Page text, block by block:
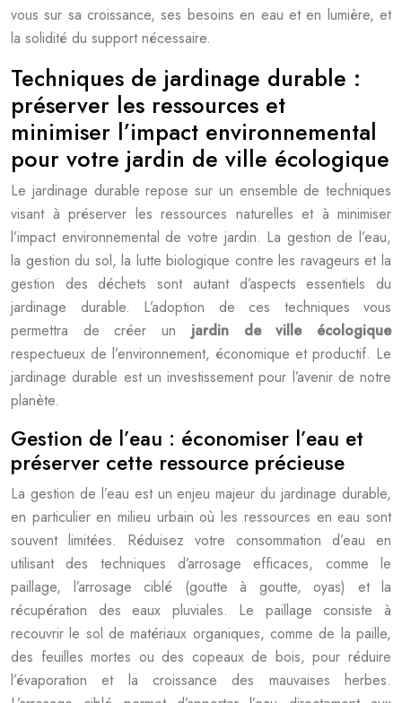
vous sur sa croissance, ses besoins en eau et en lumière, et
la solidité du support nécessaire.
Techniques de jardinage durable :
préserver les ressources et
minimiser l’impact environnemental
pour votre jardin de ville écologique
Le jardinage durable repose sur un ensemble de techniques
visant à préserver les ressources naturelles et à minimiser
l’impact environnemental de votre jardin. La gestion de l’eau,
la gestion du sol, la lutte biologique contre les ravageurs et la
gestion des déchets sont autant d’aspects essentiels du
jardinage durable. L’adoption de ces techniques vous
permettra de créer un jardin de ville écologique
respectueux de l’environnement, économique et productif. Le
jardinage durable est un investissement pour l’avenir de notre
planète.
Gestion de l’eau : économiser l’eau et
préserver cette ressource précieuse
La gestion de l’eau est un enjeu majeur du jardinage durable,
en particulier en milieu urbain où les ressources en eau sont
souvent limitées. Réduisez votre consommation d’eau en
utilisant des techniques d’arrosage efficaces, comme le
paillage, l’arrosage ciblé (goutte à goutte, oyas) et la
récupération des eaux pluviales. Le paillage consiste à
recouvrir le sol de matériaux organiques, comme de la paille,
des feuilles mortes ou des copeaux de bois, pour réduire
l’évaporation et la croissance des mauvaises herbes.